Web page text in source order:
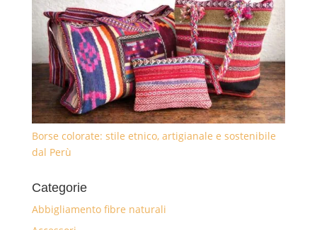
Borse colorate: stile etnico, artigianale e sostenibile
dal Perù
Categorie
Abbigliamento fibre naturali